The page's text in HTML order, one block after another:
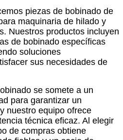
piezas de bobinado de
maquinaria de hilado y
Nuestros productos incluyen
de bobinado específicas
soluciones
sus necesidades de
se somete a un
para garantizar un
nuestro equipo ofrece
técnica eficaz. Al elegir
de compras obtiene